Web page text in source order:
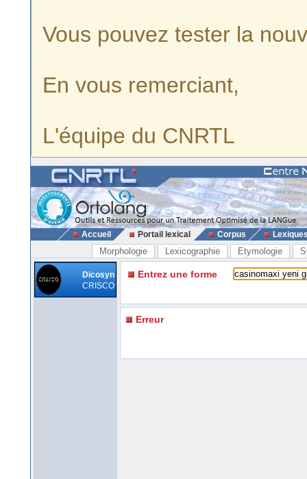
Vous pouvez tester la
En vous remerciant,
L'équipe du CNRTL
Accueil Portail lexical Corpus
Morphologie Lexicographie Etymologie
Dicosyn
CRISCO
Entrez une forme
Erreur